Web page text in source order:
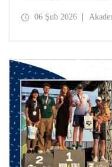
aldığı EELISA, 11
06 Şub 2026